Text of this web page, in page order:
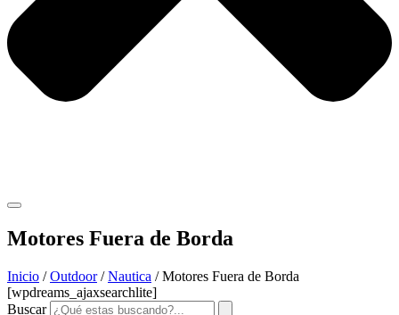
Motores Fuera de Borda
Inicio /Outdoor/Nautica / Motores Fuera de Borda
[wpdreams_ajaxsearchlite]
Buscar